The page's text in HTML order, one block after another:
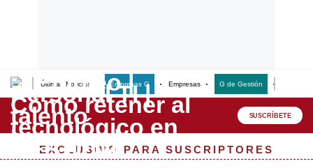
Últimas Noticias Empresas G Empresas G de Gestión
Lo último
Peru Quiosco SUSCRÍBETE
EXCLUSIVO PARA SUSCRIPTORES